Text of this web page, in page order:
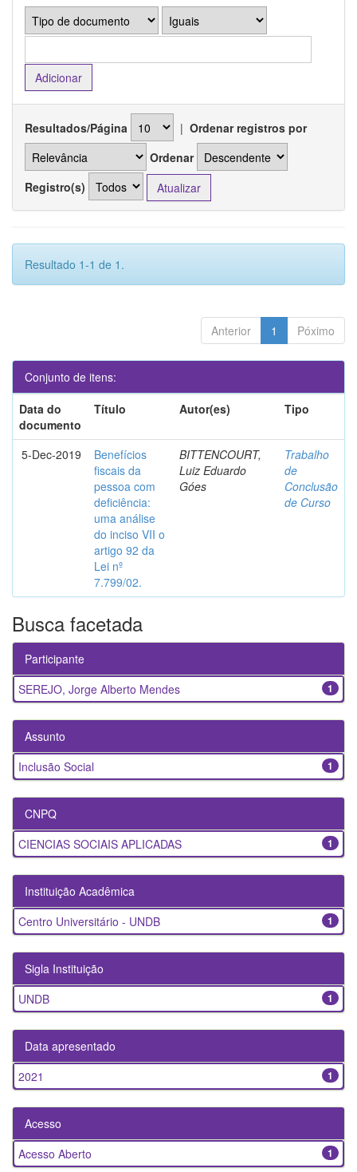
Resultados/Página | Ordenar registros por
Ordenar
Registro(s)
Resultado 1-1 de 1.
Anterior 1 Póximo
Conjunto de itens:
Data do
documento
Título Autor(es) Tipo
5-Dec-2019
Benefícios
fiscais da
pessoa com
deficiência:
uma análise
do inciso VII o
artigo 92 da
Lei nº
7.799/02.
BITTENCOURT,
Luiz Eduardo
Góes
Trabalho
de
Conclusão
de Curso
Busca facetada
Participante
1
SEREJO, Jorge Alberto Mendes
Assunto
1
Inclusão Social
CNPQ
1
CIENCIAS SOCIAIS APLICADAS
Instituição Acadêmica
1
Centro Universitário - UNDB
Sigla Instituição
1
UNDB
Data apresentado
1
2021
Acesso
1
Acesso Aberto